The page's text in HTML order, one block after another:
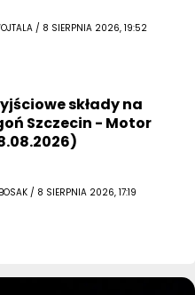
/ 8 SIERPNIA 2026, 19:52
składy na
Szczecin - Motor
/ 8 SIERPNIA 2026, 17:19